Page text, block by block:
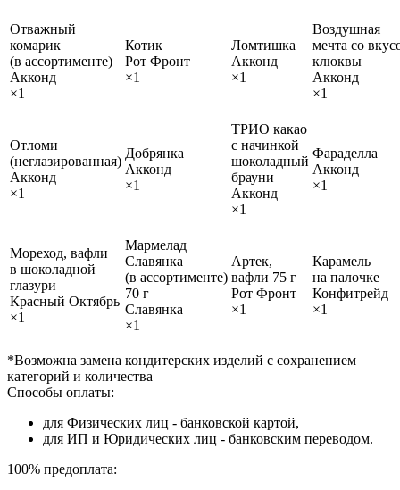
Отважный
комарик
(в ассортименте)
Акконд
×1
Котик
Рот Фронт
×1
Ломтишка
Акконд
×1
Воздушная
мечта со
клюквы
Акконд
×1
Отломи
(неглазированная)
Акконд
×1
Добрянка
Акконд
×1
ТРИО какао
с начинкой
шоколадный
брауни
Акконд
×1
Фараделла
Акконд
×1
Мореход, вафли
в шоколадной
глазури
Красный Октябрь
×1
Мармелад
Славянка
(в ассортименте)
70 г
Славянка
×1
Артек,
вафли 75 г
Рот Фронт
×1
Карамель
на палочке
Конфитрейд
×1
*Возможна замена кондитерских изделий с сохранением
категорий и количества
Способы оплаты:
для Физических лиц - банковской картой,
для ИП и Юридических лиц - банковским переводом.
100% предоплата: